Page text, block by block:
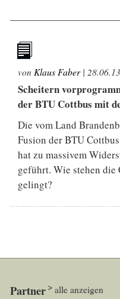
von Klaus Faber| 28.06.13
Scheitern
der BTU Cottbus mit
Die vom Land
Fusion der BTU
hat zu massivem
geführt. Wie stehen die
gelingt?
Partner alle anzeigen